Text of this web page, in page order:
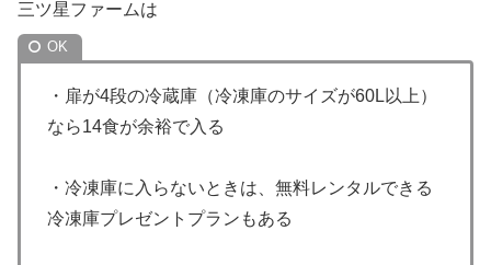
三ツ星ファームは
・扉が4段の冷蔵庫（冷凍庫のサイズが60L以上）
なら14食が余裕で入る
・冷凍庫に入らないときは、無料レンタルできる
冷凍庫プレゼントプランもある